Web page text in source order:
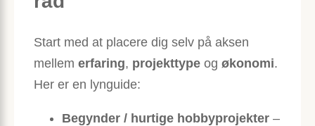
Start med at placere dig selv på aksen
mellem erfaring, projekttype og økonomi.
Her er en lyn­guide:
Begynder / hurtige hobbyprojekter –